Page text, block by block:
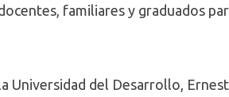
familiares y graduados
Universidad del Desarrollo,